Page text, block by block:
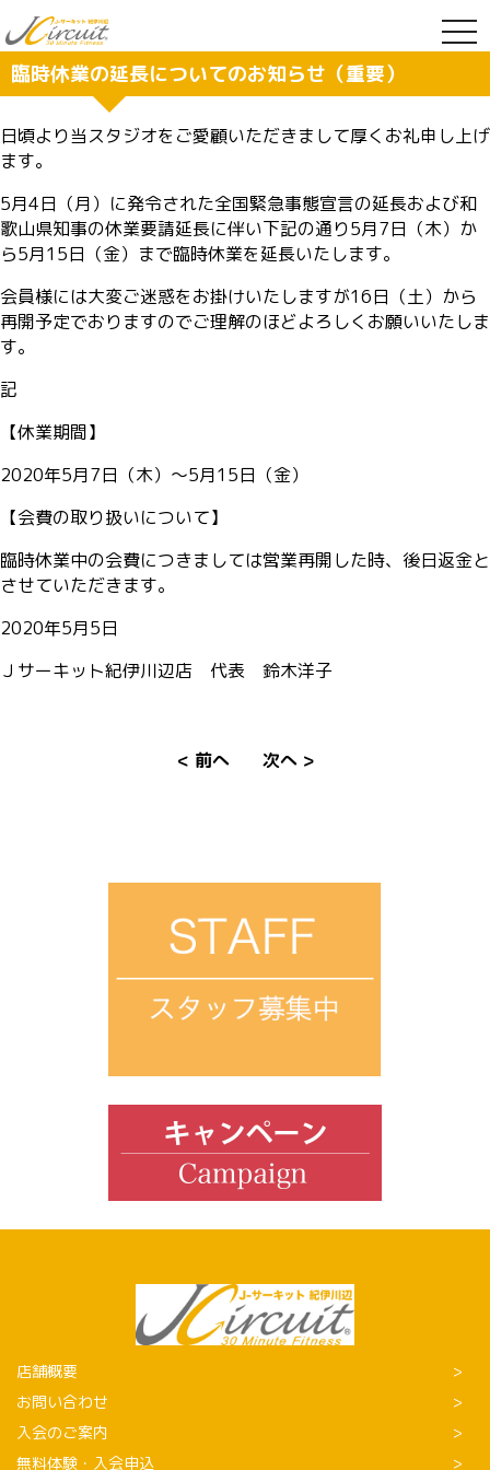
臨時休業の延長についてのお知らせ（重要）
日頃より当スタジオをご愛顧いただきまして厚くお礼申し上げ
ます。
5月4日（月）に発令された全国緊急事態宣言の延長および和
歌山県知事の休業要請延長に伴い下記の通り5月7日（木）か
ら5月15日（金）まで臨時休業を延長いたします。
会員様には大変ご迷惑をお掛けいたしますが16日（土）から
再開予定でおりますのでご理解のほどよろしくお願いいたしま
す。
記
【休業期間】
2020年5月7日（木）〜5月15日（金）
【会費の取り扱いについて】
臨時休業中の会費につきましては営業再開した時、後日返金と
させていただきます。
2020年5月5日
Ｊサーキット紀伊川辺店 代表 鈴木洋子
< 前へ 次へ >
店舗概要
お問い合わせ
入会のご案内
無料体験・入会申込